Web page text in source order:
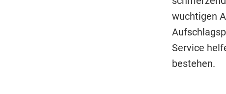
wuchtigen
Service
bestehen.